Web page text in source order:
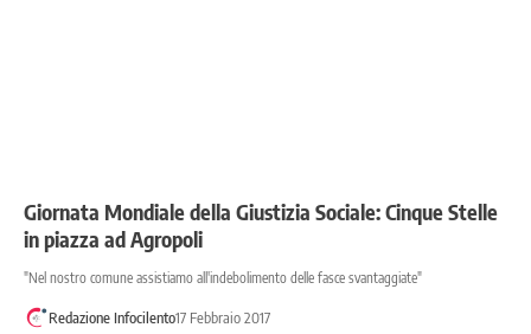
Giornata Mondiale della Giustizia Sociale: Cinque Stelle
in piazza ad Agropoli
"Nel nostro comune assistiamo all'indebolimento delle fasce svantaggiate"
Redazione Infocilento17 Febbraio 2017